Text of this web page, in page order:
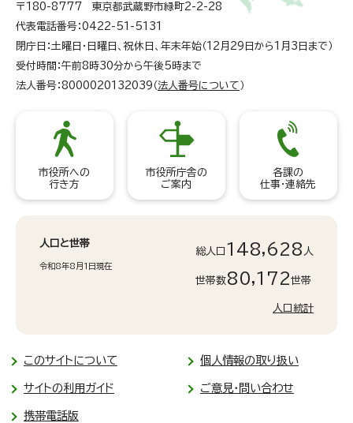
〒180-8777 東京都武蔵野市緑町2-2-28
代表電話番号：0422-51-5131
閉庁日：土曜日・日曜日、祝休日、年末年始（12月29日から1月3日まで）
受付時間：午前8時30分から午後5時まで
法人番号：8000020132039（ 法人番号について ）
市役所への
行き方
市役所庁舎の
ご案内
各課の
仕事・連絡先
人口と世帯
令和8年8月1日現在
総人口 148,628 人
世帯数80,172世帯
人口統計
このサイトについて 個人情報の取り扱い
サイトの利用ガイド ご意見・問い合わせ
携帯電話版